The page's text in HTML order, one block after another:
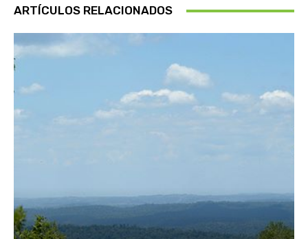
ARTÍCULOS RELACIONADOS